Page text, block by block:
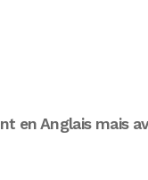
en Anglais mais